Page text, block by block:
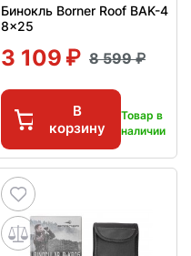
Бинокль Borner Roof BAK-4
8x25
3 109 8 599
В
корзину
Товар в
наличии